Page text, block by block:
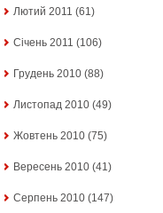
Лютий 2011 (61)
Січень 2011 (106)
Грудень 2010 (88)
Листопад 2010 (49)
Жовтень 2010 (75)
Вересень 2010 (41)
Серпень 2010 (147)